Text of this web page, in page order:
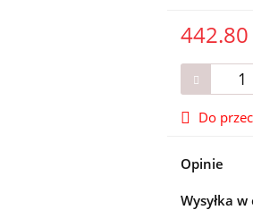
442.80
Do
Opinie
Wysyłka w